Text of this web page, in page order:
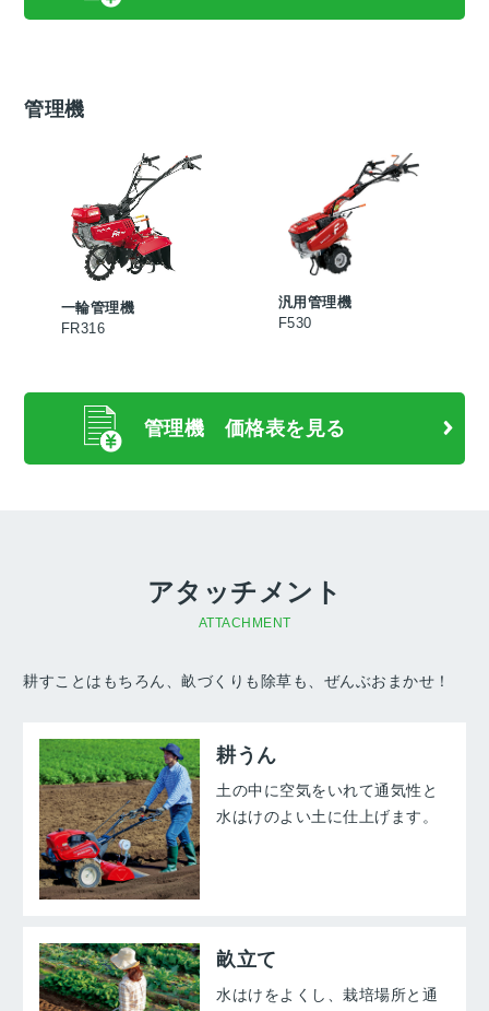
管理機
一輪管理機
FR316
汎用管理機
F530
管理機 価格表を見る
アタッチメント
ATTACHMENT
耕すことはもちろん、畝づくりも除草も、ぜんぶおまかせ！
耕うん
土の中に空気をいれて通気性と
水はけのよい土に仕上げます。
畝立て
水はけをよくし、栽培場所と通